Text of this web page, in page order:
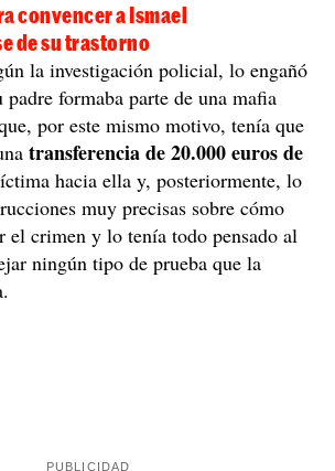
convencer a Ismael
de su trastorno
la investigación policial, lo engañó
formaba parte de una mafia
por este mismo motivo, tenía que
transferencia de 20.000 euros de
hacia ella y, posteriormente, lo
muy precisas sobre cómo
el crimen y lo tenía todo pensado al
ningún tipo de prueba que la